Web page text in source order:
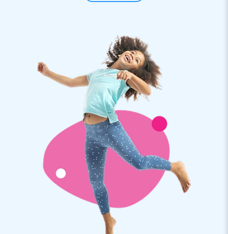
années. Les jeux gonflables aquatiques fabriqués par JB sont
certifiés selon la norme de sécurité et de qualité NEN-EN
15649:2009. C'est pourquoi vous recevrez avec chaque
attraction aquatique un certificat d'inspection reconnu, un
carnet de bord et un manuel clair. De plus, le parcours
d'obstacles Marine XL 17M est fourni avec le matériel
d'ancrage, une soufflerie et une rallonge de tube de 10M afin
que la soufflerie permanente soit suffisament éloignée de
l'eau comme l'indique l'exigence de sécurité. Tout a été
pensé, tout est livré prêt à l'emploi!
Faites confiance à la haute qualité des produits
Toutes les structures JB sont fabriquées à partir de PVC
solide, de haute qualité avec une densité minimum de 650 à
680g/m2. Cette toile particulière de PVC a été traitée en